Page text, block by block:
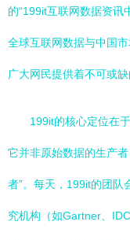
的“199it互联网数据资讯
全球互联网数据与中国
广大网民提供着不可或缺
199it的核心定位在
它并非原始数据的生产
者”。每天，199it的团队
究机构（如Gartner、